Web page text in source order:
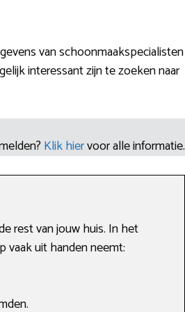
van schoonmaakspecialisten
interessant zijn te zoeken naar
Klik hiervoor alle informatie.
rest van jouw huis. In het
vaak uit handen neemt: